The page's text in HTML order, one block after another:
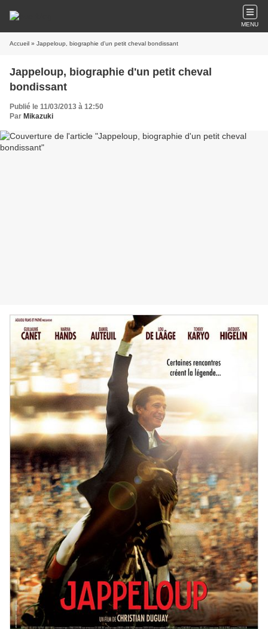
MENU
Accueil » Jappeloup, biographie d'un petit cheval bondissant
Jappeloup, biographie d'un petit cheval
bondissant
Publié le 11/03/2013 à 12:50
Par Mikazuki